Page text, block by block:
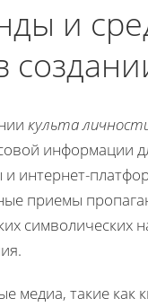
и
культа
информации
интернет-
приемы
символических
медиа, такие